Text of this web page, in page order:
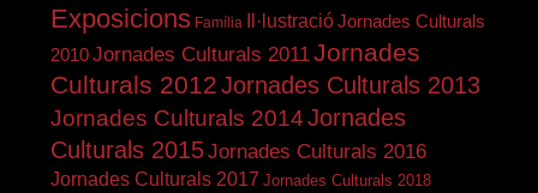
Exposicions Família Il·lustracióJornades Culturals
2010Jornades Culturals 2011Jornades
Culturals 2012Jornades Culturals 2013
Jornades Culturals 2014 Jornades
Culturals 2015Jornades Culturals 2016
Jornades Culturals 2017 Jornades Culturals 2018